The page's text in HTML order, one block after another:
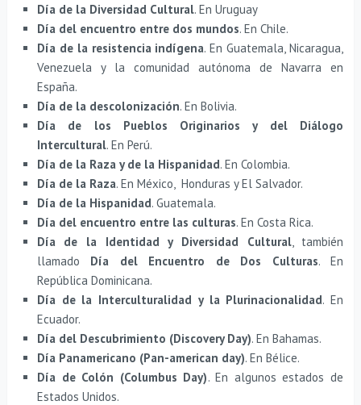
Día de la Diversidad Cultural. En Uruguay
Día del encuentro entre dos mundos. En Chile.
Día de la resistencia indígena. En Guatemala, Nicaragua,
Venezuela y la comunidad autónoma de Navarra en
España.
Día de la descolonización. En Bolivia.
Día de los Pueblos Originarios y del Diálogo
Intercultural. En Perú.
Día de la Raza y de la Hispanidad. En Colombia.
Día de la Raza. En México, Honduras y El Salvador.
Día de la Hispanidad. Guatemala.
Día del encuentro entre las culturas. En Costa Rica.
Día de la Identidad y Diversidad Cultural, también
llamado Día del Encuentro de Dos Culturas. En
República Dominicana.
Día de la Interculturalidad y la Plurinacionalidad. En
Ecuador.
Día del Descubrimiento (Discovery Day). En Bahamas.
Día Panamericano (Pan-american day). En Bélice.
Día de Colón (Columbus Day). En algunos estados de
Estados Unidos.